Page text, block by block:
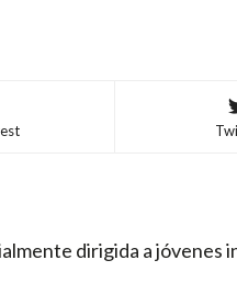
dirigida a jóvenes